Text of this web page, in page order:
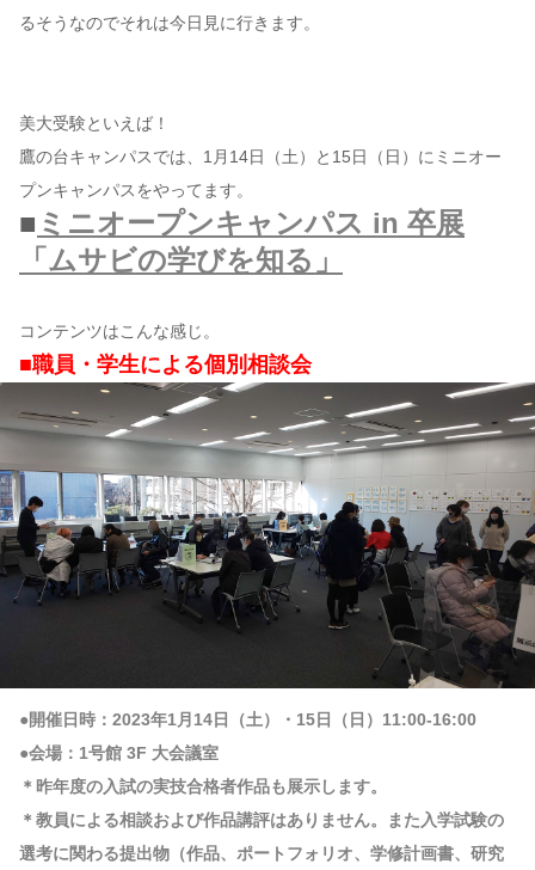
るそうなのでそれは今日見に行きます。
美大受験といえば！
鷹の台キャンパスでは、1月14日（土）と15日（日）にミニオー
プンキャンパスをやってます。
■ ミニオープンキャンパス in 卒展
「ムサビの学びを知る」
コンテンツはこんな感じ。
■職員・学生による個別相談会
●開催日時：2023年1月14日（土）・15日（日）11:00-16:00
●会場：1号館 3F 大会議室
＊昨年度の入試の実技合格者作品も展示します。
＊教員による相談および作品講評はありません。また入学試験の
選考に関わる提出物（作品、ポートフォリオ、学修計画書、研究